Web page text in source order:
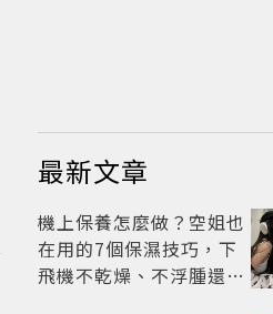
最新文章
機上保養怎麼做？空姐也
在用的7個保濕技巧，下
飛機不乾燥、不浮腫還能